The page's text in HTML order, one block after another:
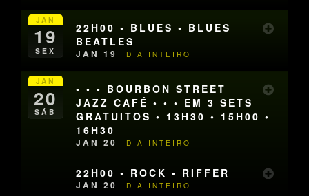
JAN
19
SEX
22H00 • BLUES • BLUES
BEATLES
JAN 19 DIA INTEIRO
JAN
20
SÁB
• • • BOURBON STREET
JAZZ CAFÉ • • • EM 3 SETS
GRATUITOS • 13H30 • 15H00 •
16H30
JAN 20 DIA INTEIRO
22H00 • ROCK • RIFFER
JAN 20 DIA INTEIRO